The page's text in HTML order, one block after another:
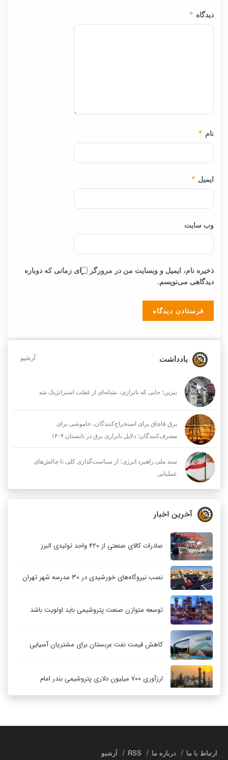
دیدگاه *
نام *
ایمیل *
وب‌ سایت
ذخیره نام، ایمیل و وبسایت من در مرورگر برای زمانی که دوباره
دیدگاهی می‌نویسم.
یادداشت آرشیو
بنزین؛ جایی که ناترازی، نشانه‌ای از غفلت استراتژیک شد
برق قاچاق برای استخراج‌کنندگان، خاموشی برای
مصرف‌کنندگان؛ دلایل ناترازی برق در تابستان ۱۴۰۴
سند ملی راهبرد انرژی؛ از سیاست‌گذاری کلی تا چالش‌های
عملیاتی
آخرین اخبار
صادرات کالای صنعتی از ۴۲۰ واحد تولیدی البرز
نصب نیروگاه‌های خورشیدی در ۳۰ مدرسه شهر تهران
توسعه متوازن صنعت پتروشیمی باید اولویت باشد
کاهش قیمت نفت عربستان برای مشتریان آسیایی
ارزآوری ۷۰۰ میلیون دلاری پتروشیمی بندر امام
ارتباط با ما درباره ما RSS آرشیو